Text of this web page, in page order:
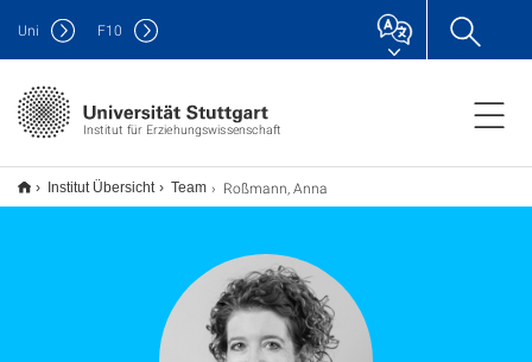
Institut für Erziehungswissenschaft
Uni F10
Institut Übersicht Team Roßmann, Anna